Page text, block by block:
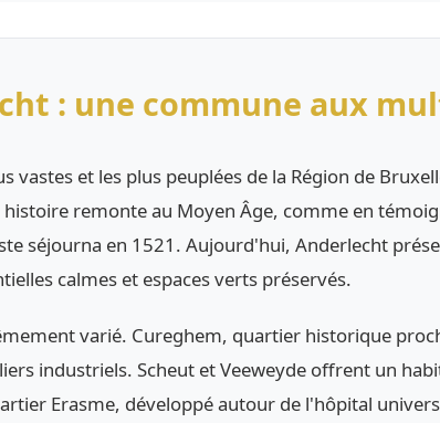
: une commune aux
vastes et les plus peuplées de la Région de
remonte au Moyen Âge, comme en
séjourna en 1521. Aujourd'hui, Anderlecht
calmes et espaces verts préservés.
varié. Cureghem, quartier historique
industriels. Scheut et Veeweyde offrent un
Erasme, développé autour de l'hôpital